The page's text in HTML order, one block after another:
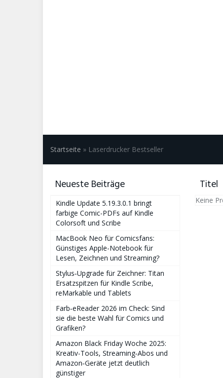
Startseite » Laserdrucker Bestseller
Neueste Beiträge
Kindle Update 5.19.3.0.1 bringt
farbige Comic-PDFs auf Kindle
Colorsoft und Scribe
MacBook Neo für Comicsfans:
Günstiges Apple-Notebook für
Lesen, Zeichnen und Streaming?
Stylus‑Upgrade für Zeichner: Titan
Ersatzspitzen für Kindle Scribe,
reMarkable und Tablets
Farb‑eReader 2026 im Check: Sind
sie die beste Wahl für Comics und
Grafiken?
Amazon Black Friday Woche 2025:
Kreativ-Tools, Streaming‑Abos und
Amazon‑Geräte jetzt deutlich
günstiger
Titel
Keine